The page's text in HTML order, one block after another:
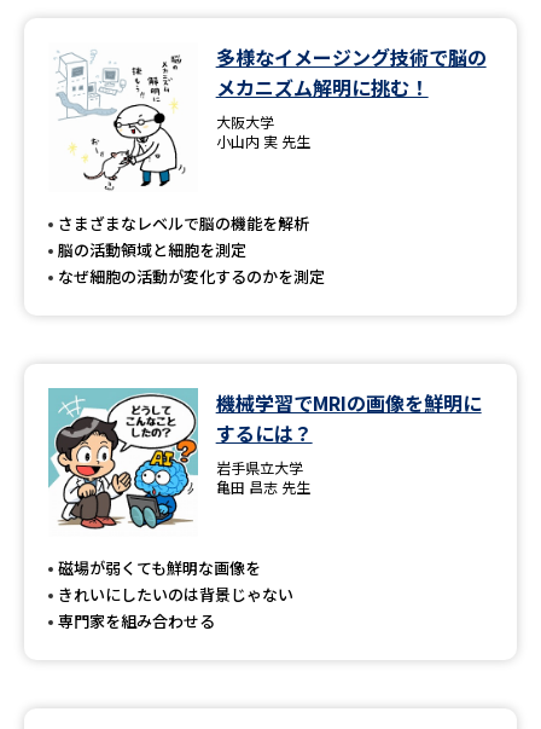
来場型・Web型イベント特集 夢ナビライブ
志望校・出願校を調べる
先輩が入学を決めた理由 テレメール全国一斉進学調査
新生活お役立ちガイド
学問発見
多様なイメージング技術で脳の
メカニズム解明に挑む！
大阪大学
小山内 実 先生
さまざまなレベルで脳の機能を解析
脳の活動領域と細胞を測定
なぜ細胞の活動が変化するのかを測定
機械学習でMRIの画像を鮮明に
するには？
岩手県立大学
亀田 昌志 先生
磁場が弱くても鮮明な画像を
きれいにしたいのは背景じゃない
専門家を組み合わせる